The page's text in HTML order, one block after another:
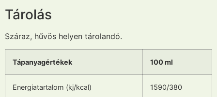
Tárolás
Száraz, hűvös helyen tárolandó.
Tápanyagértékek 100 ml
Energiatartalom (kj/kcal) 1590/380